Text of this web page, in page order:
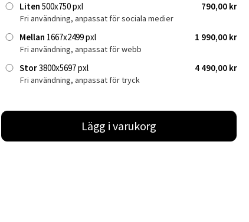
Liten 500x750 pxl 790,00 kr
Fri användning, anpassat för sociala medier
Mellan 1667x2499 pxl 1 990,00 kr
Fri användning, anpassat för webb
Stor3800x5697 pxl 4 490,00 kr
Fri användning, anpassat för tryck
Lägg i varukorg